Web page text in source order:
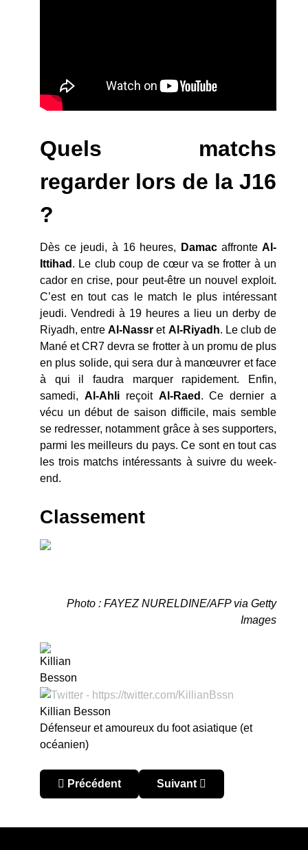
Quels matchs
regarder lors de la J16
?
Dès ce jeudi, à 16 heures, Damacaffronte Al-
Ittihad . Le club coup de cœur va se frotter à un
cador en crise, pour peut-être un nouvel exploit.
C’est en tout cas le match le plus intéressant
jeudi. Vendredi à 19 heures a lieu un derby de
Riyadh, entreAl-Nassr et Al-Riyadh. Le club de
Mané et CR7 devra se frotter à un promu de plus
en plus solide, qui sera dur à manœuvrer et face
à qui il faudra marquer rapidement. Enfin,
samedi, Al-Ahlireçoit Al-Raed . Ce dernier a
vécu un début de saison difficile, mais semble
se redresser, notamment grâce à ses supporters,
parmi les meilleurs du pays. Ce sont en tout cas
les trois matchs intéressants à suivre du week-
end.
Classement
Photo : FAYEZ NURELDINE/AFP via Getty
Images
Killian Besson
Défenseur et amoureux du foot asiatique (et
océanien)
Article précédent : Arabie saoudite – SPL 2023/
Précédent Article suivant : Arabie
Suivant